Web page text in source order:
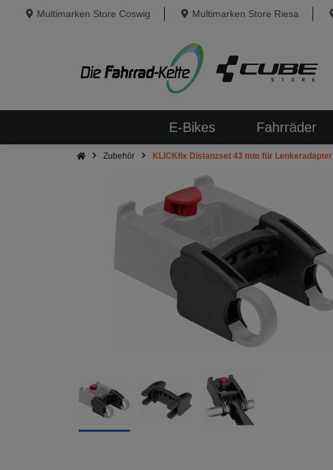
Multimarken Store Coswig Multimarken Store Riesa
E-Bikes Fahrräder
Zubehör KLICKfix Distanzset 43 mm für Lenkeradapter